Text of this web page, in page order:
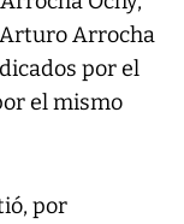
Arrocha
por el
el mismo
por